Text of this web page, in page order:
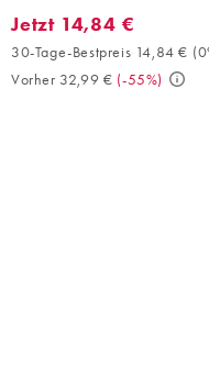
Jetzt 14,84 €. 30-Tage-
Jetzt 14,84 €
30-Tage-Bestpreis 14,84 € (
Vorher 32,99 € (-55%)